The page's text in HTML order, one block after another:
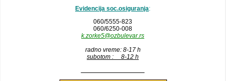
Evidencija soc.osiguranja:
060/5555-823
060/6250-008
k.zorke5@ozbulevar.rs
radno vreme: 8-17 h
subotom : 8-12 h